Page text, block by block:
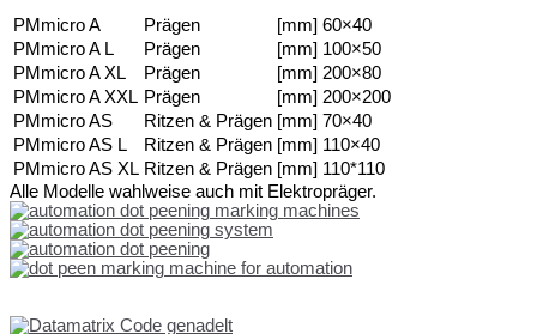
PMmicro A Prägen
[mm] 60×40
PMmicro A L
Prägen
[mm] 100×50
PMmicro A XL
Prägen
[mm] 200×80
PMmicro A XXL Prägen
[mm] 200×200
PMmicro AS
Ritzen & Prägen [mm] 70×40
PMmicro AS L
Ritzen & Prägen [mm] 110×40
PMmicro AS XL Ritzen & Prägen [mm] 110*110
Alle Modelle wahlweise auch mit Elektropräger.